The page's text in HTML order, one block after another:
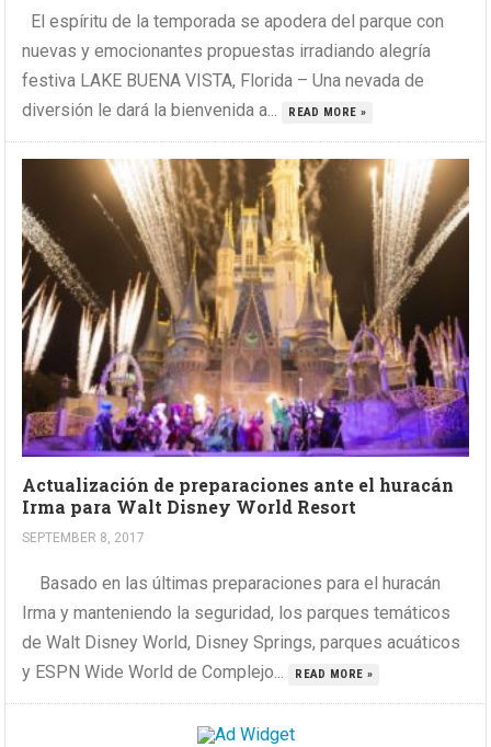
El espíritu de la temporada se apodera del parque con
nuevas y emocionantes propuestas irradiando alegría
festiva LAKE BUENA VISTA, Florida – Una nevada de
diversión le dará la bienvenida a...
READ MORE »
Actualización de preparaciones ante el huracán
Irma para Walt Disney World Resort
SEPTEMBER 8, 2017
Basado en las últimas preparaciones para el huracán
Irma y manteniendo la seguridad, los parques temáticos
de Walt Disney World, Disney Springs, parques acuáticos
y ESPN Wide World de Complejo...
READ MORE »